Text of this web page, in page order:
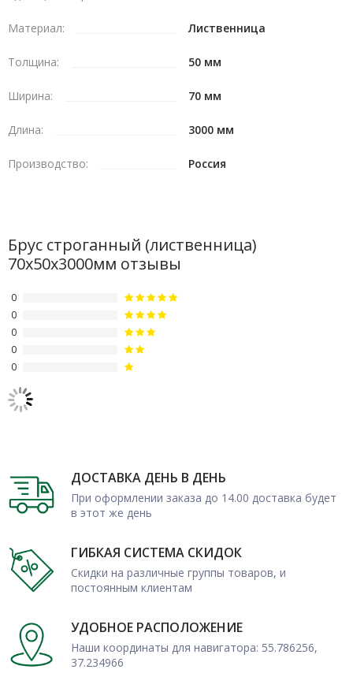
Материал: Лиственница
Толщина: 50 мм
Ширина: 70 мм
Длина: 3000 мм
Производство: Россия
Брус строганный (лиственница)
70х50х3000мм отзывы
0
0
0
0
0
ДОСТАВКА ДЕНЬ В ДЕНЬ
При оформлении заказа до 14.00 доставка будет
в этот же день
ГИБКАЯ СИСТЕМА СКИДОК
Скидки на различные группы товаров, и
постоянным клиентам
УДОБНОЕ РАСПОЛОЖЕНИЕ
Наши координаты для навигатора: 55.786256,
37.234966